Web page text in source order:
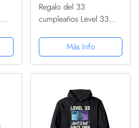
Regalo del 33
cumpleaños Level 33
1988 Sudadera
Más Info